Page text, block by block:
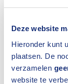
Deze website
Hieronder kunt
plaatsen. De
verzamelen
website te
bieden.
verder